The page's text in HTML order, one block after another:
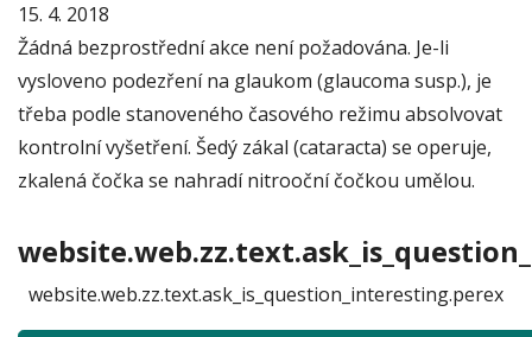
15. 4. 2018
Žádná bezprostřední akce není požadována. Je-li
vysloveno podezření na glaukom (glaucoma susp.), je
třeba podle stanoveného časového režimu absolvovat
kontrolní vyšetření. Šedý zákal (cataracta) se operuje,
zkalená čočka se nahradí nitrooční čočkou umělou.
website.web.zz.text.ask_is_question_interesting.perex